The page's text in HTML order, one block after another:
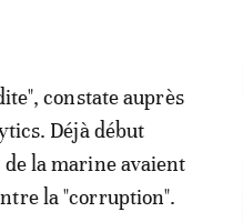
constate auprès
Déjà début
la marine avaient
la "corruption".